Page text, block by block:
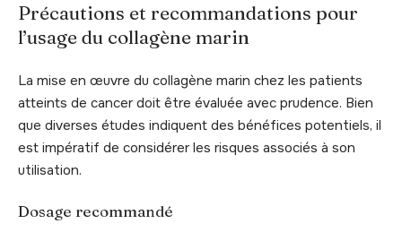
Précautions et recommandations pour
l’usage du collagène marin
La mise en œuvre du collagène marin chez les patients
atteints de cancer doit être évaluée avec prudence. Bien
que diverses études indiquent des bénéfices potentiels, il
est impératif de considérer les risques associés à son
utilisation.
Dosage recommandé